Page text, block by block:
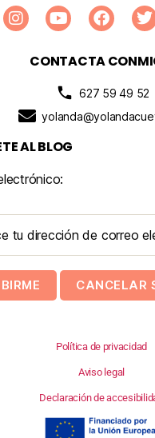
CONTACTA
627 59 49 52
AL BLOG
Política de privacidad
Aviso legal
Declaración de